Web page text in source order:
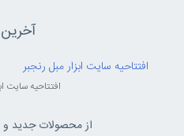
افتتاحیه سایت ابزار مبل رنجبر
افتتاحیه سایت
از محصولات جدید و